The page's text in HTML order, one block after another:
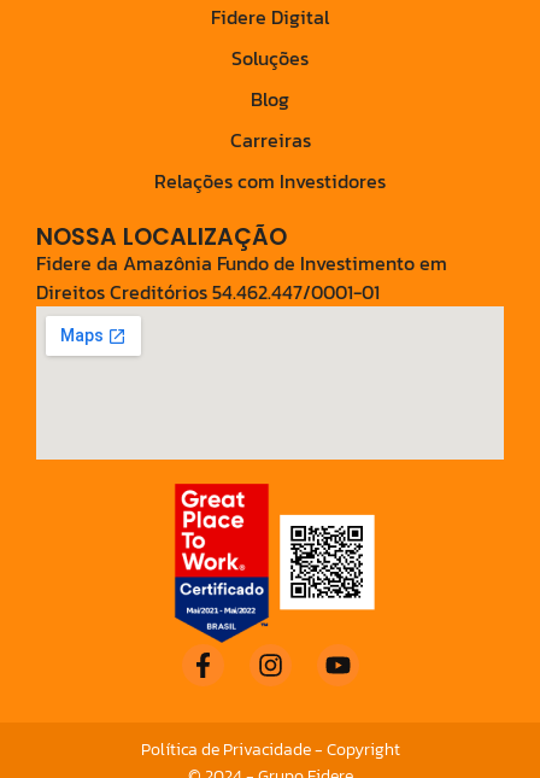
Fidere Digital
Soluções
Blog
Carreiras
Relações com Investidores
NOSSA LOCALIZAÇÃO
Fidere da Amazônia Fundo de Investimento em
Direitos Creditórios 54.462.447/0001-01
Política de Privacidade - Copyright